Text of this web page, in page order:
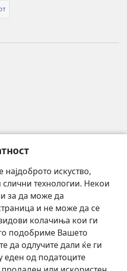
искуство,
технологии. Некои
за да може да
и не може да се
колачиња кои ги
подобриме Вашето
да одлучите дали ќе ги
еден од податоците